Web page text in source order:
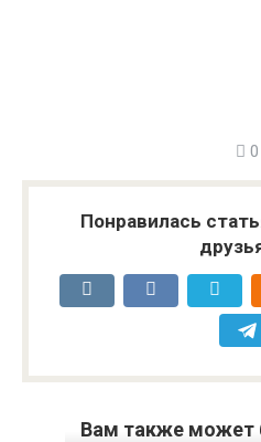
0
Понравилась
Вам также может